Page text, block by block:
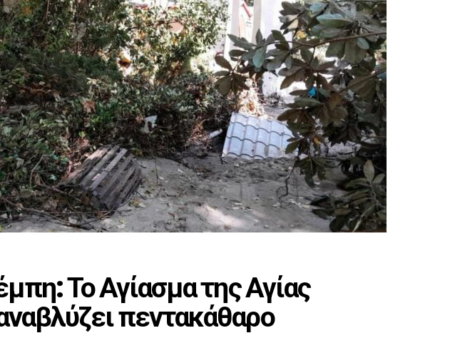
Το Αγίασμα της Αγίας
πεντακάθαρο